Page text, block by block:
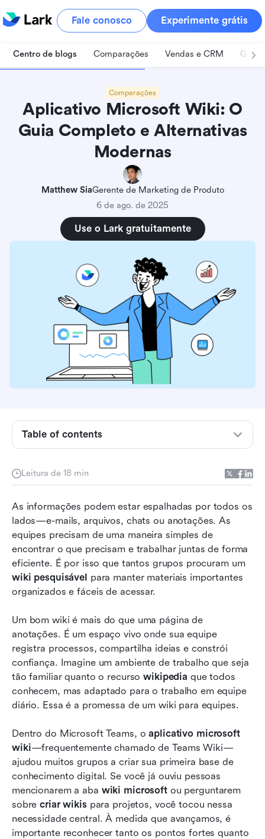
Fale conosco Experimente grátis
Centro de blogs Comparações Vendas e CRM
Comparações
Aplicativo Microsoft Wiki: O
Guia Completo e Alternativas
Modernas
Matthew SiaGerente de Marketing de Produto
6 de ago. de 2025
Use o Lark gratuitamente
Leitura de 18 min
As informações podem estar espalhadas por todos os
lados—e-mails, arquivos, chats ou anotações. As
equipes precisam de uma maneira simples de
encontrar o que precisam e trabalhar juntas de forma
eficiente. É por isso que tantos grupos procuram um
wiki pesquisável para manter materiais importantes
organizados e fáceis de acessar.
Um bom wiki é mais do que uma página de
anotações. É um espaço vivo onde sua equipe
registra processos, compartilha ideias e constrói
confiança. Imagine um ambiente de trabalho que seja
tão familiar quanto o recurso wikipedia que todos
conhecem, mas adaptado para o trabalho em equipe
diário. Essa é a promessa de um wiki para equipes.
Dentro do Microsoft Teams, o aplicativo microsoft
wiki—frequentemente chamado de Teams Wiki—
ajudou muitos grupos a criar sua primeira base de
conhecimento digital. Se você já ouviu pessoas
mencionarem a aba wiki microsoft ou perguntarem
sobre criar wikis para projetos, você tocou nessa
necessidade central. À medida que avançamos, é
importante reconhecer tanto os pontos fortes quanto
Table of contents
Recursos do aplicativo Microsoft Wiki e como
As limitações ocultas do aplicativo Microsoft
As 8 melhores alternativas ao aplicativo
Microsoft Wiki para 2026: de aplicativos wiki
clássicos a soluções tudo-em-um de próxima
geração
Tendência futura após o aplicativo Microsoft
Wiki: Escolha um wiki mais inteligente e
Conclusão
Perguntas Frequentes
Leitura relacionada